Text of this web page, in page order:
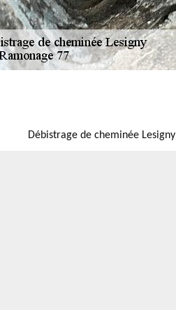
Débistrage de cheminée Lesigny